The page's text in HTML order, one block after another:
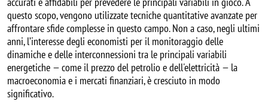
questo scopo, vengono utilizzate tecniche quantitative avanzate per
affrontare sfide complesse in questo campo. Non a caso, negli ultimi
anni, l’interesse degli economisti per il monitoraggio delle
dinamiche e delle interconnessioni tra le principali variabili
energetiche — come il prezzo del petrolio e dell'elettricità — la
macroeconomia e i mercati finanziari, è cresciuto in modo
significativo.